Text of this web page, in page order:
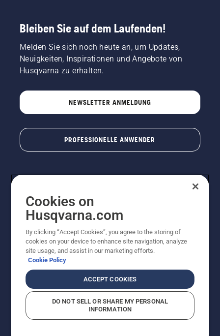
Bleiben Sie auf dem Laufenden!
Melden Sie sich noch heute an, um Updates,
Neuigkeiten, Inspirationen und Angebote von
Husqvarna zu erhalten.
NEWSLETTER ANMELDUNG
PROFESSIONELLE ANWENDER
© Husqvarna AB (publ). Alle Rechte vorbehalten. Bei
den Preisangaben handelt es sich um unverbindliche
Preisempfehlungen in Euro inkl. der gesetzlichen
Preisempfehlungen (inkl. MwSt), es sei denn sie sind für
den direkten Kauf verfügbar.
Cookie-RichtlinieNutzungsbedingungen Datenschutzerklärung
Vermutete Verstöße melden
Cookies on
Husqvarna.com
By clicking “Accept Cookies”, you agree to the storing of
cookies on your device to enhance site navigation, analyze
site usage, and assist in our marketing efforts.
Cookie Policy
ACCEPT COOKIES
DO NOT SELL OR SHARE MY PERSONAL
INFORMATION